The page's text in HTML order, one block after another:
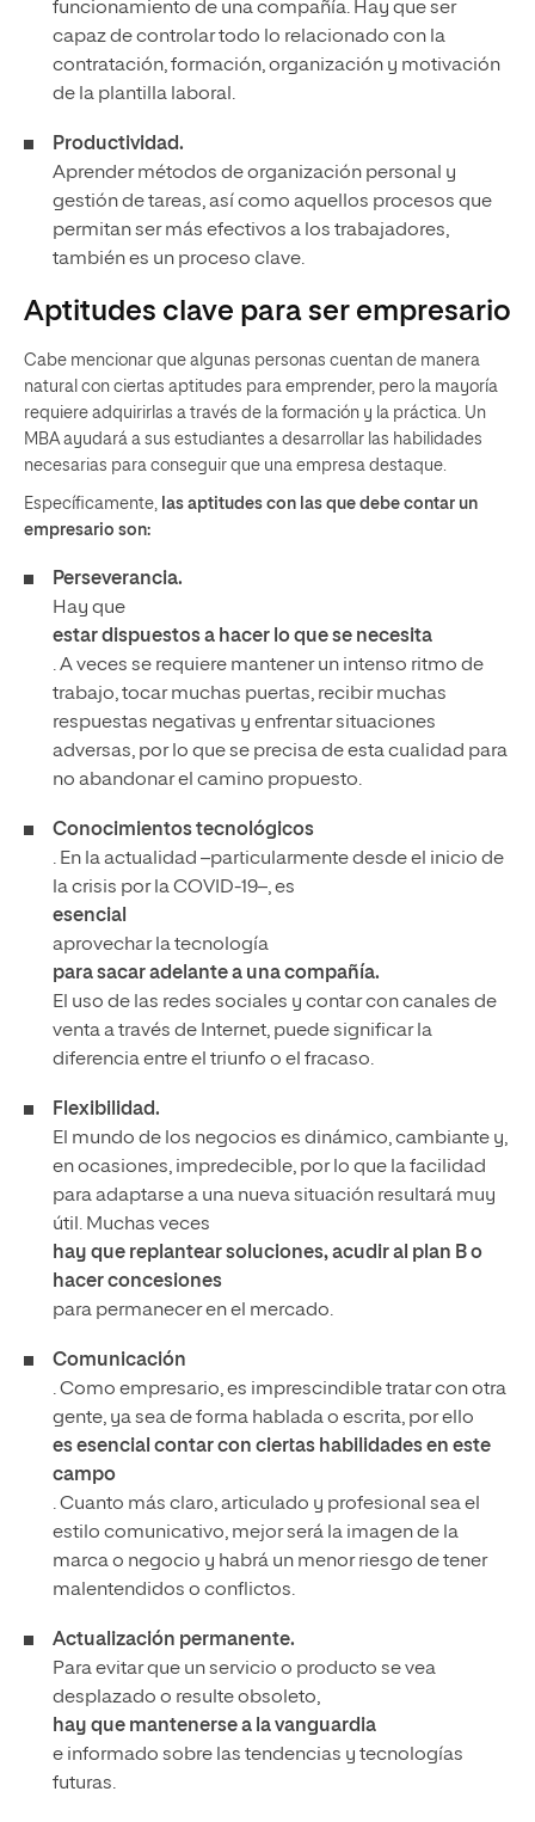
funcionamiento de una compañía. Hay que ser
capaz de controlar todo lo relacionado con la
contratación, formación, organización y motivación
de la plantilla laboral.
Productividad.
Aprender métodos de organización personal y
gestión de tareas, así como aquellos procesos que
permitan ser más efectivos a los trabajadores,
también es un proceso clave.
Aptitudes clave para ser empresario
Cabe mencionar que algunas personas cuentan de manera
natural con ciertas aptitudes para emprender, pero la mayoría
requiere adquirirlas a través de la formación y la práctica. Un
MBA ayudará a sus estudiantes a desarrollar las habilidades
necesarias para conseguir que una empresa destaque.
Específicamente,
las aptitudes con las que debe contar un
empresario son:
Perseverancia.
Hay que
estar dispuestos a hacer lo que se necesita
. A veces se requiere mantener un intenso ritmo de
trabajo, tocar muchas puertas, recibir muchas
respuestas negativas y enfrentar situaciones
adversas, por lo que se precisa de esta cualidad para
no abandonar el camino propuesto.
Conocimientos tecnológicos
. En la actualidad –particularmente desde el inicio de
la crisis por la COVID-19–, es
esencial
aprovechar la tecnología
para sacar adelante a una compañía.
El uso de las redes sociales y contar con canales de
venta a través de Internet, puede significar la
diferencia entre el triunfo o el fracaso.
Flexibilidad.
El mundo de los negocios es dinámico, cambiante y,
en ocasiones, impredecible, por lo que la facilidad
para adaptarse a una nueva situación resultará muy
útil. Muchas veces
hay que replantear soluciones, acudir al plan B o
hacer concesiones
para permanecer en el mercado.
Comunicación
. Como empresario, es imprescindible tratar con otra
gente, ya sea de forma hablada o escrita, por ello
es esencial contar con ciertas habilidades en este
campo
. Cuanto más claro, articulado y profesional sea el
estilo comunicativo, mejor será la imagen de la
marca o negocio y habrá un menor riesgo de tener
malentendidos o conflictos.
Actualización permanente.
Para evitar que un servicio o producto se vea
desplazado o resulte obsoleto,
hay que mantenerse a la vanguardia
e informado sobre las tendencias y tecnologías
futuras.